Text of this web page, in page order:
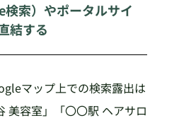
索）やポータルサイ
結する
マップ上での検索露出は
美容室」「〇〇駅 ヘアサロ